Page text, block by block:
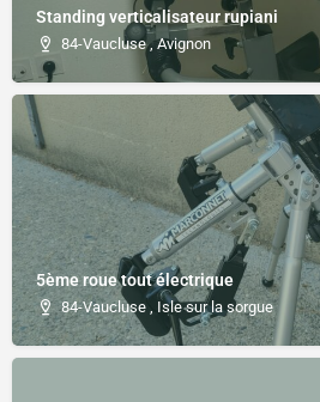
Standing verticalisateur rupiani
84-Vaucluse , Avignon
5ème roue tout électrique
84-Vaucluse , Isle sur la sorgue